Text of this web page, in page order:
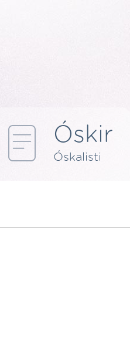
Óskir
Óskalisti